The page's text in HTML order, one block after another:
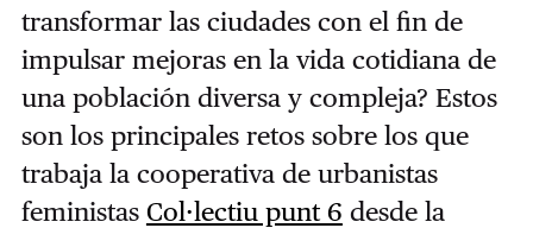
transformar las ciudades con el fin de
impulsar mejoras en la vida cotidiana de
una población diversa y compleja? Estos
son los principales retos sobre los que
trabaja la cooperativa de urbanistas
feministas Col·lectiu punt 6 desde la